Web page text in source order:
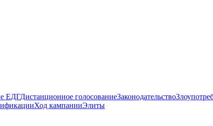
ЕДГДистанционное голосованиеЗаконодательство
Ход кампанииЭлиты